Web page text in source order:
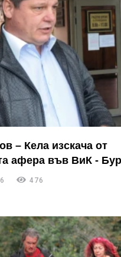
– Кела изскача от
афера във ВиК -
476